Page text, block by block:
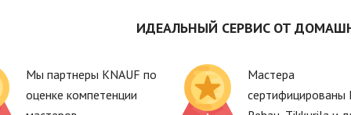
ИДЕАЛЬНЫЙ СЕРВИС ОТ
Мы партнеры KNAUF по
оценке компетенции
Мастера
сертифицированы